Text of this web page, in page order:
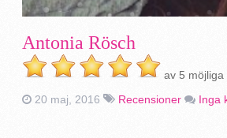
Antonia Rösch
av 5 möjliga
20 maj, 2016
Recensioner Inga